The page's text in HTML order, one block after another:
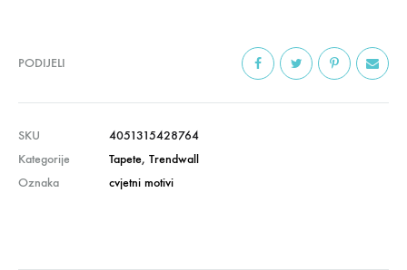
PODIJELI
SKU
4051315428764
Kategorije
Tapete, Trendwall
Oznaka
cvjetni motivi